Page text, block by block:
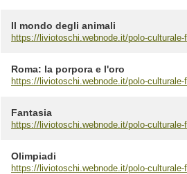
Il mondo degli animali
https://liviotoschi.webnode.it/polo-
Roma: la porpora e l'oro
https://liviotoschi.webnode.it/polo-
Fantasia
https://liviotoschi.webnode.it/polo-
Olimpiadi
https://liviotoschi.webnode.it/polo-